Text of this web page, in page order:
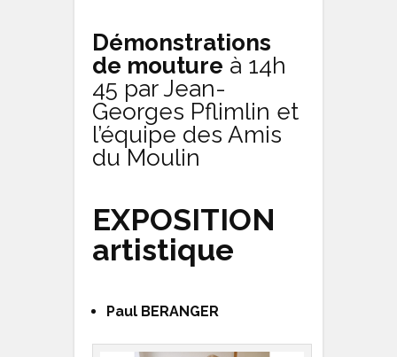
Démonstrations
de mouture à 14h
45 par Jean-
Georges Pflimlin et
l’équipe des Amis
du Moulin
EXPOSITION
artistique
Paul BERANGER